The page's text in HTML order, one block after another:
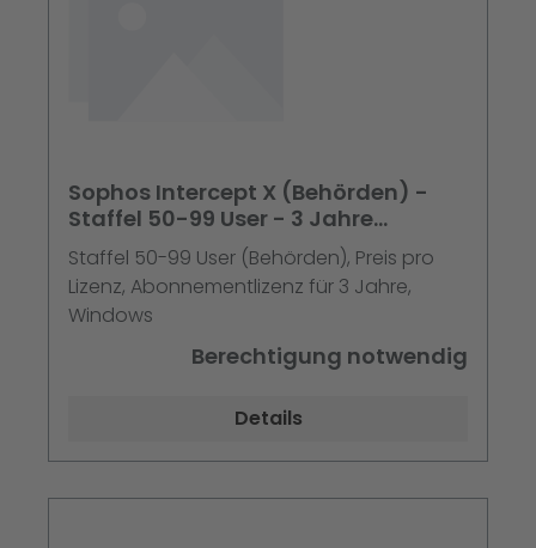
Sophos Intercept X (Behörden) -
Staffel 50-99 User - 3 Jahre
Abonnement
Staffel 50-99 User (Behörden), Preis pro
Lizenz, Abonnementlizenz für 3 Jahre,
Windows
Berechtigung notwendig
Details